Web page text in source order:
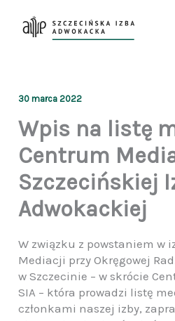
30 marca 2022
Wpis na listę
Centrum
Szczecińskiej
Adwokackiej
W związku z powstaniem w
Mediacji przy Okręgowej
w Szczecinie – w skrócie
SIA – która prowadzi listę
członkami naszej izby,